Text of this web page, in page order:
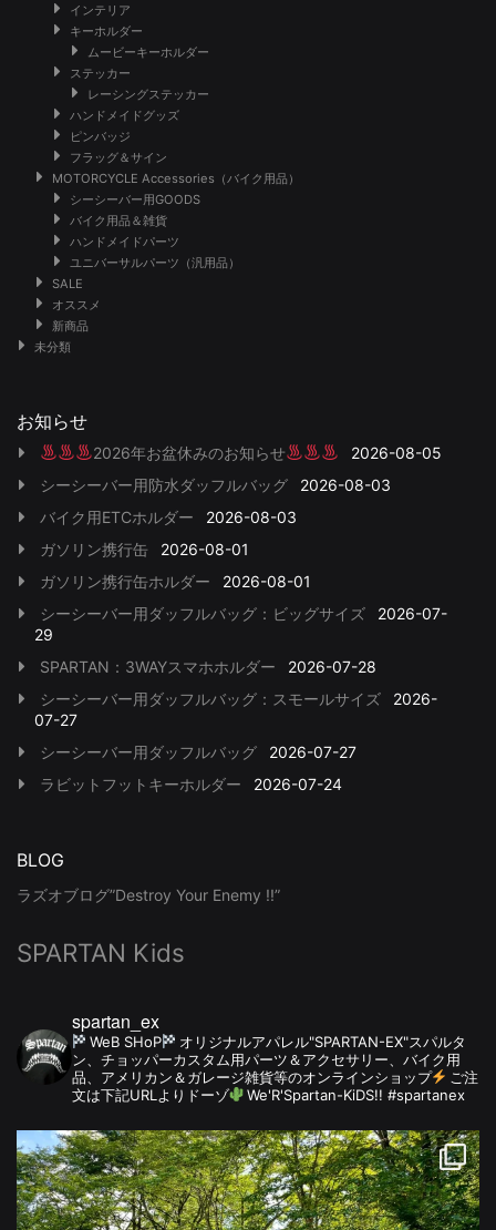
インテリア
キーホルダー
ムービーキーホルダー
ステッカー
レーシングステッカー
ハンドメイドグッズ
ピンバッジ
フラッグ＆サイン
MOTORCYCLE Accessories（バイク用品）
シーシーバー用GOODS
バイク用品＆雑貨
ハンドメイドパーツ
ユニバーサルパーツ（汎用品）
SALE
オススメ
新商品
未分類
お知らせ
2026年お盆休みのお知らせ
2026-08-05
シーシーバー用防水ダッフルバッグ
2026-08-03
バイク用ETCホルダー
2026-08-03
ガソリン携行缶
2026-08-01
ガソリン携行缶ホルダー
2026-08-01
シーシーバー用ダッフルバッグ：ビッグサイズ
2026-07-
29
SPARTAN：3WAYスマホホルダー
2026-07-28
シーシーバー用ダッフルバッグ：スモールサイズ
2026-
07-27
シーシーバー用ダッフルバッグ
2026-07-27
ラビットフットキーホルダー
2026-07-24
BLOG
ラズオブログ”Destroy Your Enemy !!”
SPARTAN Kids
spartan_ex
WeB SHoP
オリジナルアパレル"SPARTAN-EX"スパルタ
ン、チョッパーカスタム用パーツ＆アクセサリー、バイク用
品、アメリカン＆ガレージ雑貨等のオンラインショップ
ご注
文は下記URLよりドーゾ
We'R'Spartan-KiDS!! #spartanex